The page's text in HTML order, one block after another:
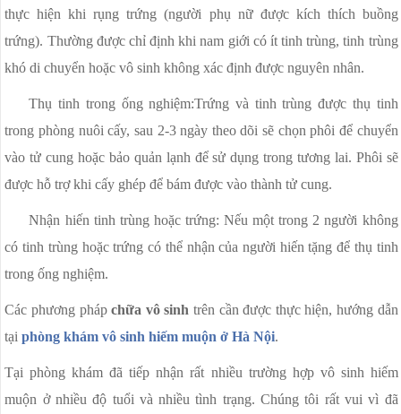
thực hiện khi rụng trứng (người phụ nữ được kích thích buồng
trứng). Thường được chỉ định khi nam giới có ít tinh trùng, tinh trùng
khó di chuyển hoặc vô sinh không xác định được nguyên nhân.
Thụ tinh trong ống nghiệm:Trứng và tinh trùng được thụ tinh
trong phòng nuôi cấy, sau 2-3 ngày theo dõi sẽ chọn phôi để chuyển
vào tử cung hoặc bảo quản lạnh để sử dụng trong tương lai. Phôi sẽ
được hỗ trợ khi cấy ghép để bám được vào thành tử cung.
Nhận hiến tinh trùng hoặc trứng: Nếu một trong 2 người không
có tinh trùng hoặc trứng có thể nhận của người hiến tặng để thụ tinh
trong ống nghiệm.
Các phương phápchữa vô sinh trên cần được thực hiện, hướng dẫn
tạiphòng khám vô sinh hiếm muộn ở Hà Nội.
Tại phòng khám đã tiếp nhận rất nhiều trường hợp vô sinh hiếm
muộn ở nhiều độ tuổi và nhiều tình trạng. Chúng tôi rất vui vì đã